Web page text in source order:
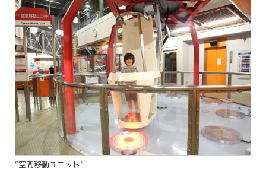
“空間移動ユニット”